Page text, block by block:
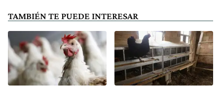
TAMBIÉN TE PUEDE INTERESAR